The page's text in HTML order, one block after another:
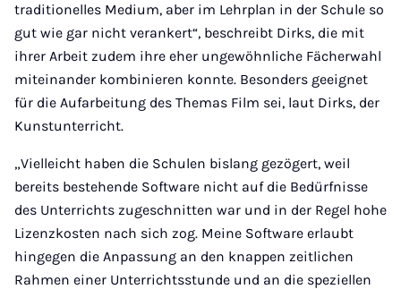
traditionelles Medium, aber im Lehrplan in der Schule so
gut wie gar nicht verankert“, beschreibt Dirks, die mit
ihrer Arbeit zudem ihre eher ungewöhnliche Fächerwahl
miteinander kombinieren konnte. Besonders geeignet
für die Aufarbeitung des Themas Film sei, laut Dirks, der
Kunstunterricht.
„Vielleicht haben die Schulen bislang gezögert, weil
bereits bestehende Software nicht auf die Bedürfnisse
des Unterrichts zugeschnitten war und in der Regel hohe
Lizenzkosten nach sich zog. Meine Software erlaubt
hingegen die Anpassung an den knappen zeitlichen
Rahmen einer Unterrichtsstunde und an die speziellen